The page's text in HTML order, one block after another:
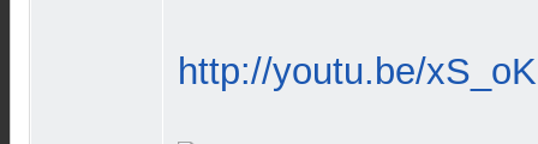
http://youtu.be/